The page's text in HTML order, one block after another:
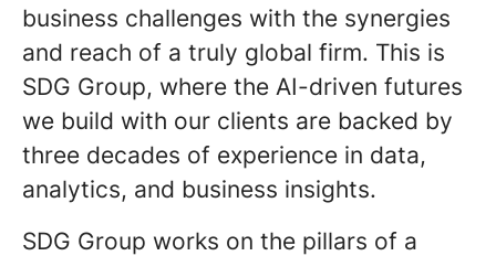
business challenges with the synergies
and reach of a truly global firm. This is
SDG Group, where the AI-driven futures
we build with our clients are backed by
three decades of experience in data,
analytics, and business insights.
SDG Group works on the pillars of a